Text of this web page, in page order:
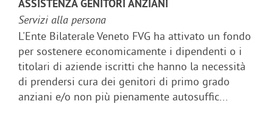
ASSISTENZA GENITORI ANZIANI
Servizi alla persona
L'Ente Bilaterale Veneto FVG ha attivato un fondo
per sostenere economicamente i dipendenti o i
titolari di aziende iscritti che hanno la necessità
di prendersi cura dei genitori di primo grado
anziani e/o non più pienamente autosuffic...